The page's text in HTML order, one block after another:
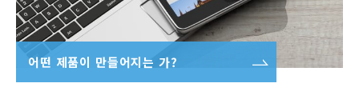
어떤 제품이 만들어지는 가?